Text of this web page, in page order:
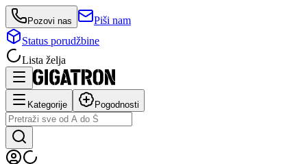
Pozovi nas
Piši nam
Status porudžbine
Lista želja
Kategorije Pogodnosti